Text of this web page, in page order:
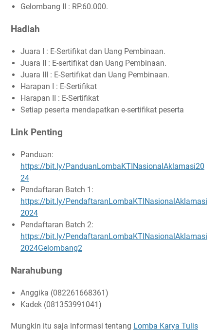
Gelombang II : RP.60.000.
Hadiah
Juara I : E-Sertifikat dan Uang Pembinaan.
Juara II : E-sertifikat dan Uang Pembinaan.
Juara III : E-Sertifikat dan Uang Pembinaan.
Harapan I : E-Sertifikat
Harapan II : E-Sertifikat
Setiap peserta mendapatkan e-sertifikat peserta
Link Penting
Panduan:
https://bit.ly/PanduanLombaKTINasionalAklamasi20
24
Pendaftaran Batch 1:
https://bit.ly/PendaftaranLombaKTINasionalAklamasi
2024
Pendaftaran Batch 2:
https://bit.ly/PendaftaranLombaKTINasionalAklamasi
2024Gelombang2
Narahubung
Anggika (082261668361)
Kadek (081353991041)
Mungkin itu saja informasi tentang Lomba Karya Tulis